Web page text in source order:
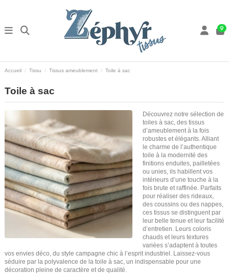
9
Accueil Tissu Tissus ameublement Toile à sac
Toile à sac
Découvrez notre sélection de
toiles à sac, des tissus
d’ameublement à la fois
robustes et élégants. Alliant
le charme de l’authentique
toile à la modernité des
finitions enduites, pailletées
ou unies, ils habillent vos
intérieurs d’une touche à la
fois brute et raffinée. Parfaits
pour réaliser des rideaux,
des coussins ou des nappes,
ces tissus se distinguent par
leur belle tenue et leur facilité
d’entretien. Leurs coloris
chauds et leurs textures
variées s’adaptent à toutes
vos envies déco, du style campagne chic à l’esprit industriel. Laissez-vous
séduire par la polyvalence de la toile à sac, un indispensable pour une
décoration pleine de caractère et de qualité.